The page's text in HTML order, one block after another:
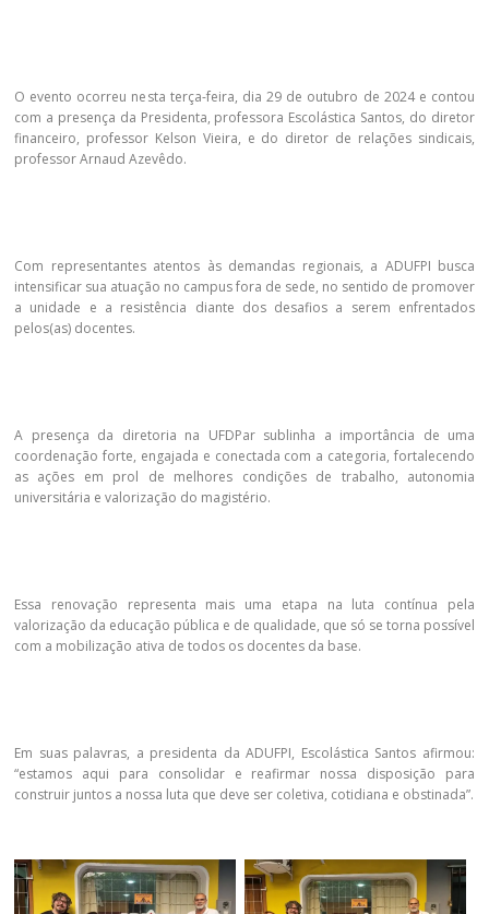
O evento ocorreu nesta terça-feira, dia 29 de outubro de 2024 e contou
com a presença da Presidenta, professora Escolástica Santos, do diretor
financeiro, professor Kelson Vieira, e do diretor de relações sindicais,
professor Arnaud Azevêdo.
Com representantes atentos às demandas regionais, a ADUFPI busca
intensificar sua atuação no campus fora de sede, no sentido de promover
a unidade e a resistência diante dos desafios a serem enfrentados
pelos(as) docentes.
A presença da diretoria na UFDPar sublinha a importância de uma
coordenação forte, engajada e conectada com a categoria, fortalecendo
as ações em prol de melhores condições de trabalho, autonomia
universitária e valorização do magistério.
Essa renovação representa mais uma etapa na luta contínua pela
valorização da educação pública e de qualidade, que só se torna possível
com a mobilização ativa de todos os docentes da base.
Em suas palavras, a presidenta da ADUFPI, Escolástica Santos afirmou:
“estamos aqui para consolidar e reafirmar nossa disposição para
construir juntos a nossa luta que deve ser coletiva, cotidiana e obstinada”.